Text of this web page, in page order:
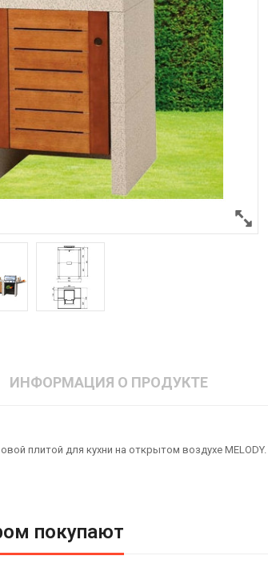
ИНФОРМАЦИЯ О ПРОДУКТЕ
плитой для кухни на открытом воздухе
покупают